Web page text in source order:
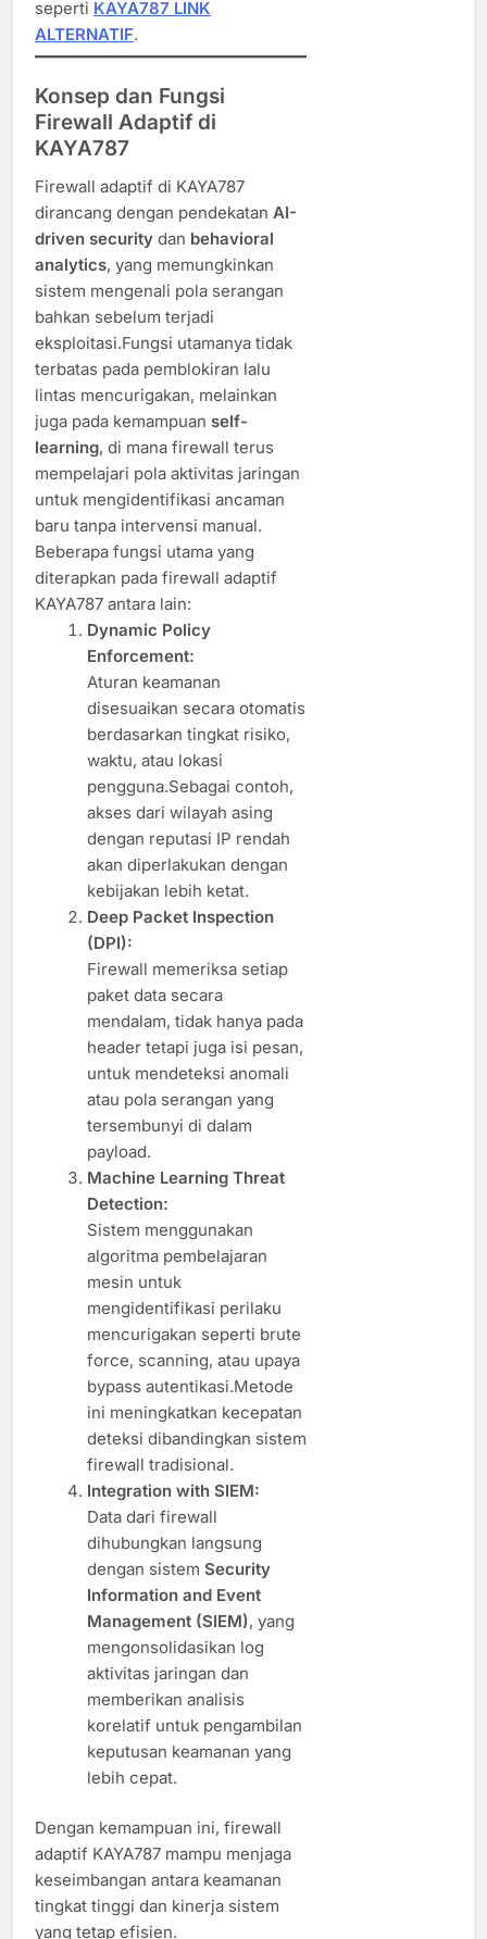
seperti KAYA787 LINK
ALTERNATIF.
Konsep dan Fungsi
Firewall Adaptif di
KAYA787
Firewall adaptif di KAYA787
dirancang dengan pendekatan AI-
driven security dan behavioral
analytics, yang memungkinkan
sistem mengenali pola serangan
bahkan sebelum terjadi
eksploitasi.Fungsi utamanya tidak
terbatas pada pemblokiran lalu
lintas mencurigakan, melainkan
juga pada kemampuan self-
learning, di mana firewall terus
mempelajari pola aktivitas jaringan
untuk mengidentifikasi ancaman
baru tanpa intervensi manual.
Beberapa fungsi utama yang
diterapkan pada firewall adaptif
KAYA787 antara lain:
Dynamic Policy
Enforcement:
Aturan keamanan
disesuaikan secara otomatis
berdasarkan tingkat risiko,
waktu, atau lokasi
pengguna.Sebagai contoh,
akses dari wilayah asing
dengan reputasi IP rendah
akan diperlakukan dengan
kebijakan lebih ketat.
Deep Packet Inspection
(DPI):
Firewall memeriksa setiap
paket data secara
mendalam, tidak hanya pada
header tetapi juga isi pesan,
untuk mendeteksi anomali
atau pola serangan yang
tersembunyi di dalam
payload.
Machine Learning Threat
Detection:
Sistem menggunakan
algoritma pembelajaran
mesin untuk
mengidentifikasi perilaku
mencurigakan seperti brute
force, scanning, atau upaya
bypass autentikasi.Metode
ini meningkatkan kecepatan
deteksi dibandingkan sistem
firewall tradisional.
Integration with SIEM:
Data dari firewall
dihubungkan langsung
dengan sistem Security
Information and Event
Management (SIEM), yang
mengonsolidasikan log
aktivitas jaringan dan
memberikan analisis
korelatif untuk pengambilan
keputusan keamanan yang
lebih cepat.
Dengan kemampuan ini, firewall
adaptif KAYA787 mampu menjaga
keseimbangan antara keamanan
tingkat tinggi dan kinerja sistem
yang tetap efisien.